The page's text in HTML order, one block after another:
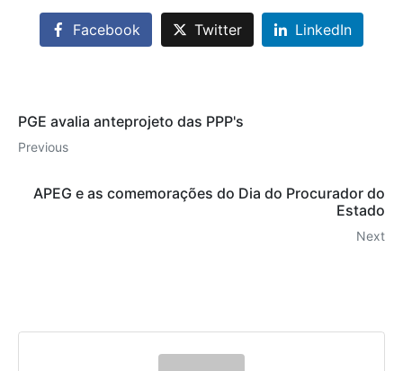
Facebook Twitter LinkedIn
PGE avalia anteprojeto das PPP's
Previous
APEG e as comemorações do Dia do Procurador do
Estado
Next